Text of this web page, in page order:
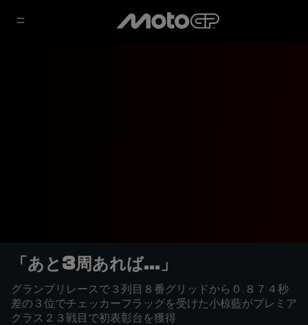
「あと3周あれば...」
グランプリレースで３列目８番グリッドから０.８７４秒
差の３位でチェッカーフラッグを受けた小椋藍がプレミア
クラス２３戦目で初表彰台を獲得